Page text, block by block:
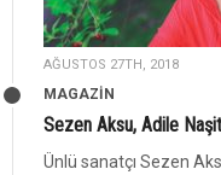
AĞUSTOS 27TH, 2018
MAGAZİN
Sezen Aksu, Adile Naşit
Ünlü sanatçı Sezen